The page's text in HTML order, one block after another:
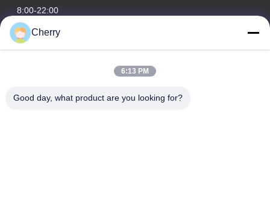
8:00-22:00
Unsere Adresse
Hegui Industriepark, Lishui, Nanhai Foshan Guangdong PR
Cherry
6:13 PM
Good day, what product are you looking for?